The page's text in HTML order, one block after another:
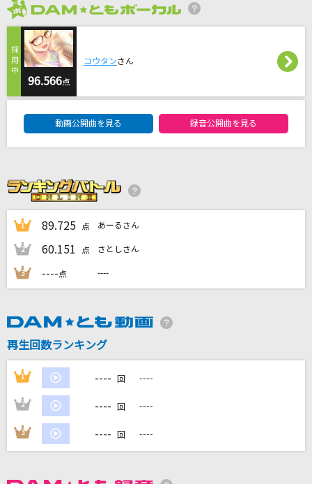
スピッツ
[生音]ツキミソウ
Novelbright
[生音]青春時代
森田公一とトップギャラン
ひゅるりらぱっぱ
[生音]夢をかなえてドラえもん(ドラえもんアニ
メバージョン)
カラオケ最新情報をチェック！
カラオケをもっと楽しもう！
96.566点
コウタンさん
動画公開曲を見る 録音公開曲を見る
1 89.725 点 あーるさん
2 60.151 点 さとしさん
3 ----点 ----
再生回数ランキング
1 ---- 回 ----
2 ---- 回 ----
3 ---- 回 ----